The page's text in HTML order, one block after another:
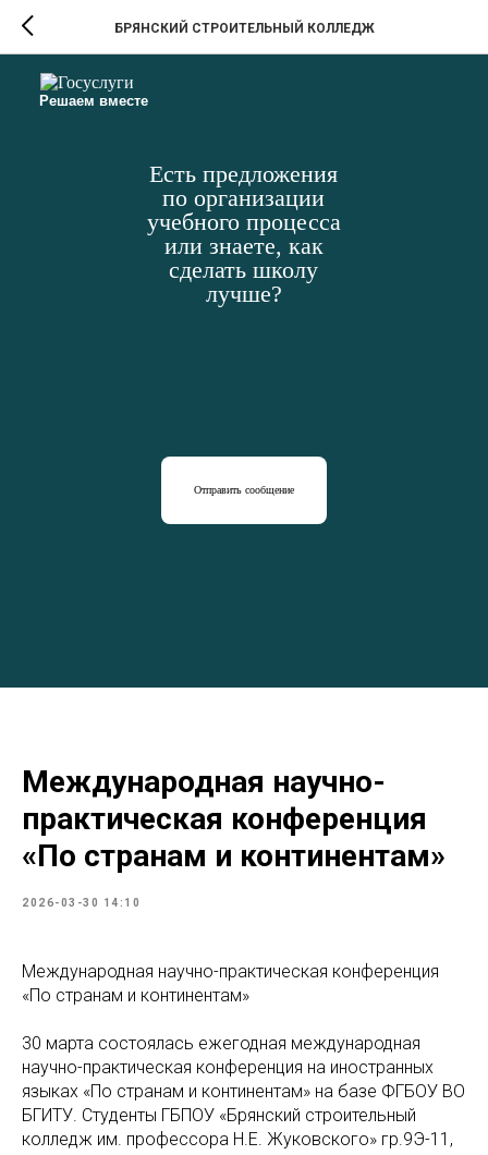
Решаем вместе
Есть предложения
по организации
учебного процесса
или знаете, как
сделать школу
лучше?
Отправить сообщение
БРЯНСКИЙ СТРОИТЕЛЬНЫЙ КОЛЛЕДЖ
Международная научно-
практическая конференция
«По странам и континентам»
2026-03-30 14:10
Международная научно-практическая конференция
«По странам и континентам»
30 марта состоялась ежегодная международная
научно-практическая конференция на иностранных
языках «По странам и континентам» на базе ФГБОУ ВО
БГИТУ. Студенты ГБПОУ «Брянский строительный
колледж им. профессора Н.Е. Жуковского» гр.9Э-11,